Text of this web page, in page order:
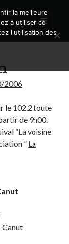
open
primary
menu
pour l’avenir
près de
la Métropole de
2006
le 102.2 toute
de 9h00.
“La voisine
” La
Canut
la meilleure
à utiliser ce
l'utilisation des